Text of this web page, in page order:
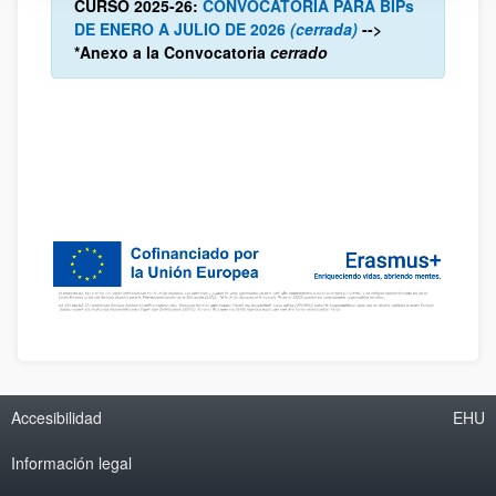
CURSO 2025-26: CONVOCATORIA PARA BIPs
DE ENERO A JULIO DE 2026 (cerrada) -->
*Anexo a la Convocatoria cerrado
Accesibilidad
Información legal
EHU